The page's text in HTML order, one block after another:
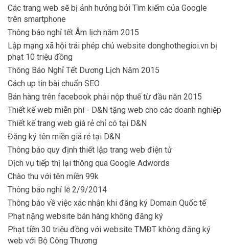
Các trang web sẽ bị ảnh hưởng bởi Tìm kiếm của Google
trên smartphone
Thông báo nghỉ tết Âm lịch năm 2015
Lập mạng xã hội trái phép chủ website donghothegioi.vn bị
phạt 10 triệu đồng
Thông Báo Nghỉ Tết Dương Lịch Năm 2015
Cách up tin bài chuẩn SEO
Bán hàng trên facebook phải nộp thuế từ đầu năn 2015
Thiết kế web miễn phí - D&N tặng web cho các doanh nghiệp
Thiết kế trang web giá rẻ chỉ có tại D&N
Đăng ký tên miền giá rẻ tại D&N
Thông báo quy định thiết lập trang web điện tử
Dịch vụ tiếp thị lại thông qua Google Adwords
Chào thu với tên miền 99k
Thông báo nghỉ lễ 2/9/2014
Thông báo về việc xác nhận khi đăng ký Domain Quốc tế
Phạt nặng website bán hàng không đăng ký
Phạt tiền 30 triệu đồng với website TMĐT không đăng ký
web với Bộ Công Thương